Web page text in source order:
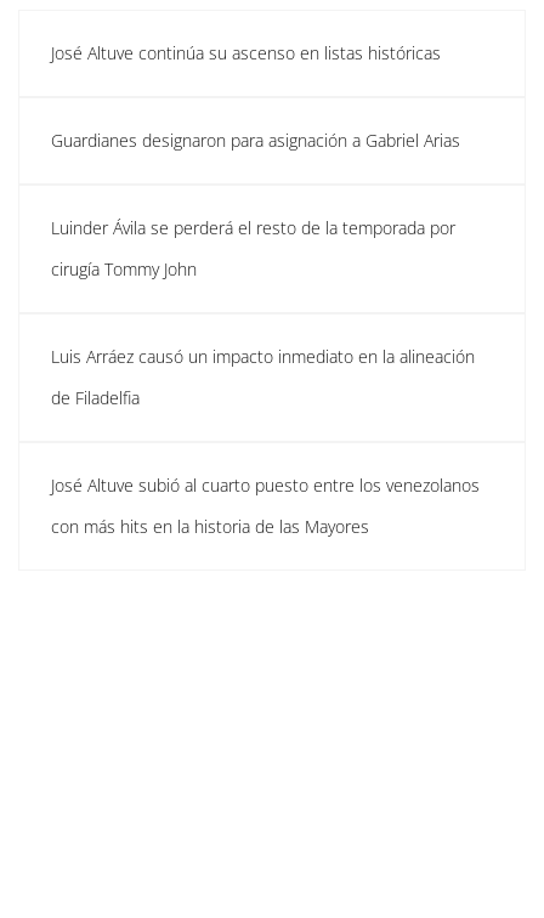
José Altuve continúa su ascenso en listas históricas
Guardianes designaron para asignación a Gabriel Arias
Luinder Ávila se perderá el resto de la temporada por
cirugía Tommy John
Luis Arráez causó un impacto inmediato en la alineación
de Filadelfia
José Altuve subió al cuarto puesto entre los venezolanos
con más hits en la historia de las Mayores